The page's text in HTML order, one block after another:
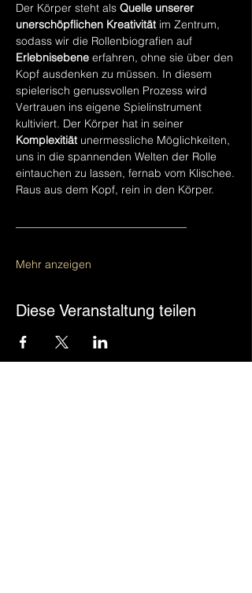
Der Körper steht als Quelle unserer
unerschöpflichen Kreativität im Zentrum,
sodass wir die Rollenbiografien auf
Erlebnisebene erfahren, ohne sie über den
Kopf ausdenken zu müssen. In diesem
spielerisch genussvollen Prozess wird
Vertrauen ins eigene Spielinstrument
kultiviert. Der Körper hat in seiner
Komplexitiät unermessliche Möglichkeiten,
uns in die spannenden Welten der Rolle
eintauchen zu lassen, fernab vom Klischee.
Raus aus dem Kopf, rein in den Körper.
Mehr anzeigen
Diese Veranstaltung teilen